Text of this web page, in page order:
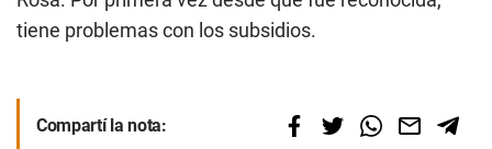
tiene problemas con los subsidios.
Compartí la nota: